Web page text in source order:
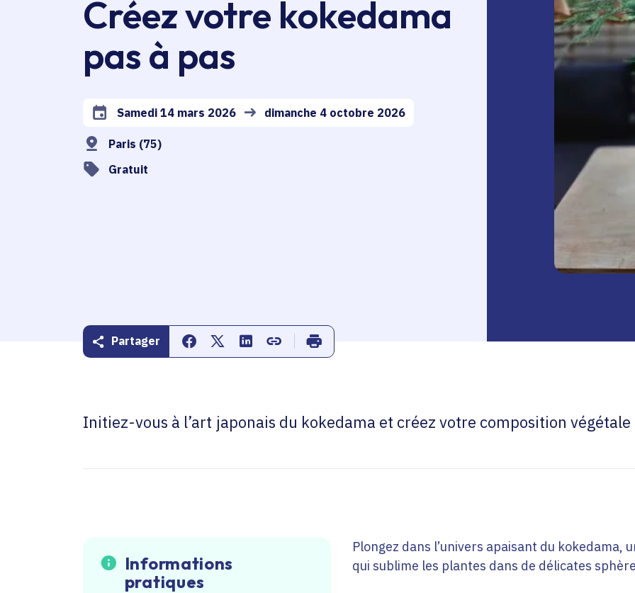
Créez votre kokedama
pas à pas
Date de l'arrêté
Samedi 14 mars 2026 dimanche 4 octobre 2026
Paris (75)
Gratuit
Partager Partager sur Facebook
Partager sur Twitter
Partager sur Linkedin
Copier dans le presse-papier
Imprimer
Initiez-vous à l’art japonais du kokedama et créez votre composition végétale
Informations
pratiques
Plongez dans l’univers apaisant du kokedama,
qui sublime les plantes dans de délicates